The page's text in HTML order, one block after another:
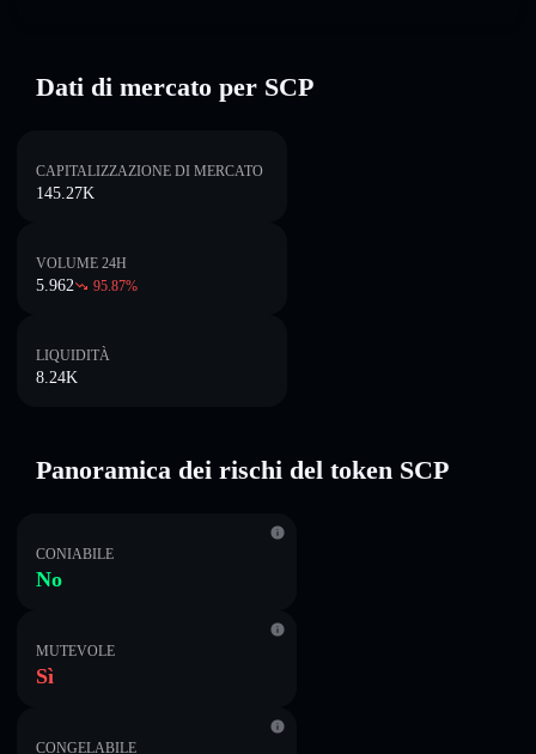
Dati di mercato per SCP
CAPITALIZZAZIONE DI MERCATO
145.27K
VOLUME 24H
5.962 95.87%
LIQUIDITÀ
8.24K
Panoramica dei rischi del token SCP
CONIABILE
No
MUTEVOLE
Sì
CONGELABILE